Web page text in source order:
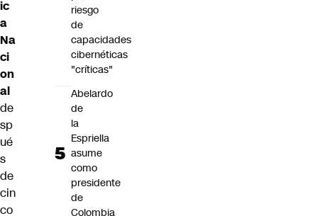
ic
a
Na
ci
on
al
de
sp
ué
s
de
cin
co
riesgo
de
capacidades
cibernéticas
"críticas"
Abelardo
de
la
Espriella
asume
como
presidente
de
Colombia